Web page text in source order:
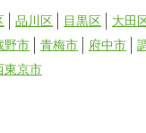
品川区 目黒区 大田
野市 青梅市 府中市
東京市